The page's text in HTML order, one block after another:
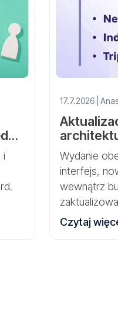
i
17.7.2026 |
Wydanie
interfejs,
wewnątrz
model
Czytaj